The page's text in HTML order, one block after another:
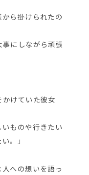
ら掛けられたの
事にしながら頑張
けていた彼女
いものや行きたい
。」
への想いを語っ